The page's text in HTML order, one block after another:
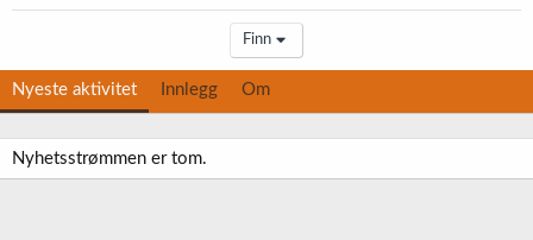
Finn
Nyeste aktivitet Innlegg Om
Nyhetsstrømmen er tom.